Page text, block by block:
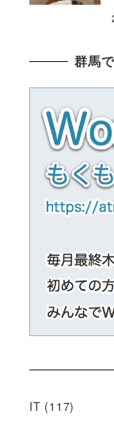
群馬
IT (117)